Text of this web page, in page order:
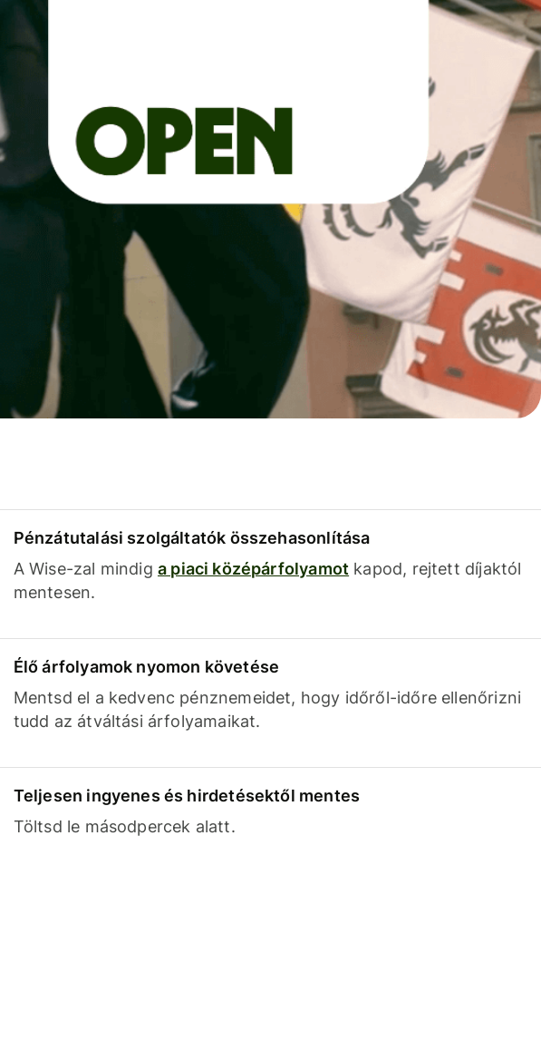
Pénzátutalási szolgáltatók összehasonlítása
A Wise-zal mindig a piaci középárfolyamot kapod, rejtett díjaktól
mentesen.
Élő árfolyamok nyomon követése
Mentsd el a kedvenc pénznemeidet, hogy időről-időre ellenőrizni
tudd az átváltási árfolyamaikat.
Teljesen ingyenes és hirdetésektől mentes
Töltsd le másodpercek alatt.